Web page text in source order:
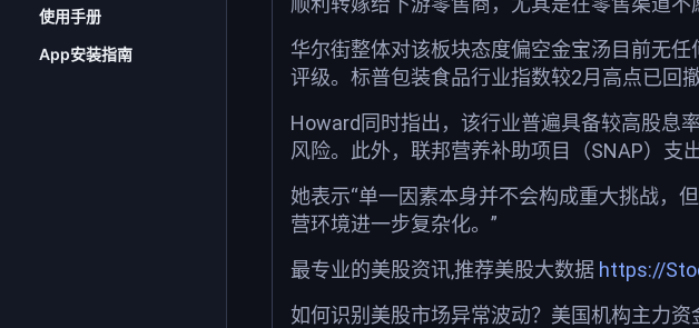
使用手册
App安装指南
华尔街整体对该板块态度偏空金宝汤目前无任
评级。标普包装食品行业指数较2月高点已回
Howard同时指出，该行业普遍具备较高股息
风险。此外，联邦营养补助项目（SNAP）支
她表示“单一因素本身并不会构成重大挑战，
营环境进一步复杂化。”
最专业的美股资讯,推荐美股大数据 https://
如何识别美股市场异常波动？美国机构主力